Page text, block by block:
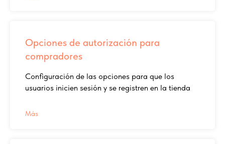
Opciones de autorización para
compradores
Configuración de las opciones para que los
usuarios inicien sesión y se registren en la tienda
Más